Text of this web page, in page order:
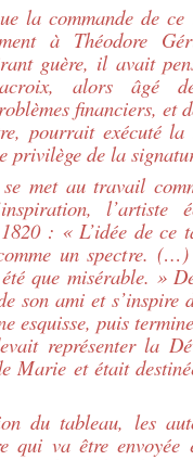
commande de ce
à Théodore
guère, il avait
alors âgé
financiers, et
pourrait exécuté
privilège de la
au travail
l’artiste
: « L’idée de ce
un spectre.
que misérable. »
son ami et s’inspire
esquisse, puis
représenter la
Marie et était
tableau, les
qui va être envoyée